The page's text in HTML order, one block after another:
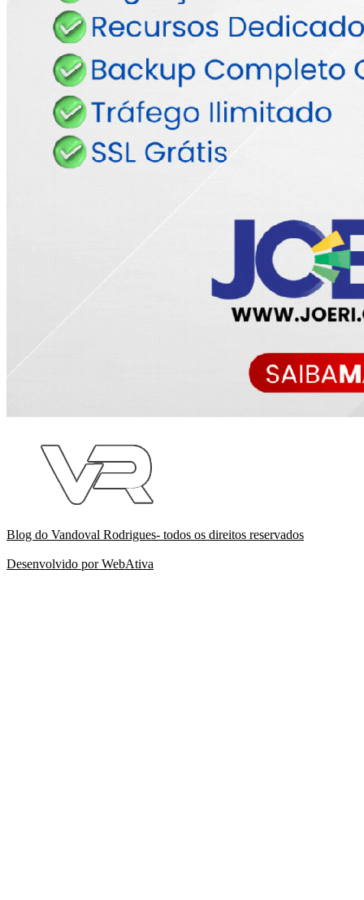
Blog do Vandoval Rodrigues- todos os direitos reservados
Desenvolvido por WebAtiva